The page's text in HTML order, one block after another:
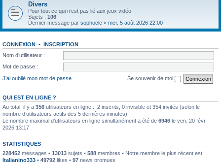
Divers
Pour tout ce qui n’est pas lié aux jeux vidéo.
Sujets : 106
Dernier message par sophocle « mer. 5 août 2026 22:00
CONNEXION • INSCRIPTION
Nom d’utilisateur :
Mot de passe :
J’ai oublié mon mot de passe
Se souvenir de moi
QUI EST EN LIGNE ?
Au total, il y a 356 utilisateurs en ligne :: 2 inscrits, 0 invisible et 354 invités (selon le
nombre d’utilisateurs actifs des 5 dernières minutes)
Le nombre maximal d’utilisateurs en ligne simultanément a été de 6946 le ven. 20 févr.
2026 13:17
STATISTIQUES
228452 messages • 13013 sujets • 588 membres • Notre membre le plus récent est
Italianino333 • 49792 likes • 97 news promues